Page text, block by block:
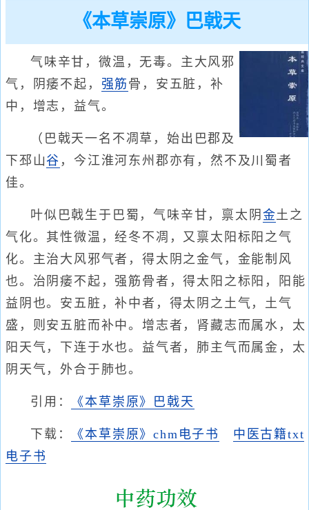
《本草崇原》巴戟天
气味辛甘，微温，无毒。主大风邪
气，阴痿不起， 强筋 骨，安五脏，补
中，增志，益气。
（巴戟天一名不凋草，始出巴郡及
下邳山谷 ，今江淮河东州郡亦有，然不及川蜀者
佳。
叶似巴戟生于巴蜀，气味辛甘，禀太阴 金土之
气化。其性微温，经冬不凋，又禀太阳标阳之气
化。主治大风邪气者，得太阴之金气，金能制风
也。治阴痿不起，强筋骨者，得太阳之标阳，阳能
益阴也。安五脏，补中者，得太阴之土气，土气
盛，则安五脏而补中。增志者，肾藏志而属水，太
阳天气，下连于水也。益气者，肺主气而属金，太
阴天气，外合于肺也。
引用： 《本草崇原》巴戟天
下载： 《本草崇原》chm电子书
中医古籍txt
电子书